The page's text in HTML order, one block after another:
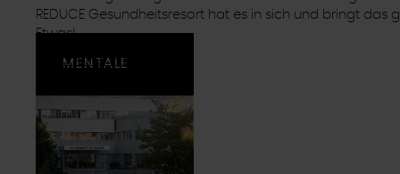
MENTALE
REDUCE Gesundheitsresort hat es in sich und bringt das
Etwas!
Gesundheitsvorsorge